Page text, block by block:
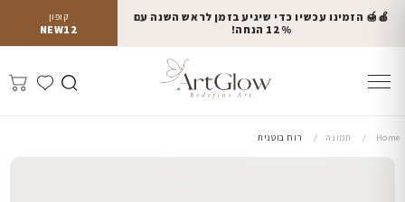
קופון
NEW12
🍎🍯 הזמינו עכשיו כדי שיגיע בזמן לראש השנה עם
12% הנחה!
Home תמונה רוח בוטנית